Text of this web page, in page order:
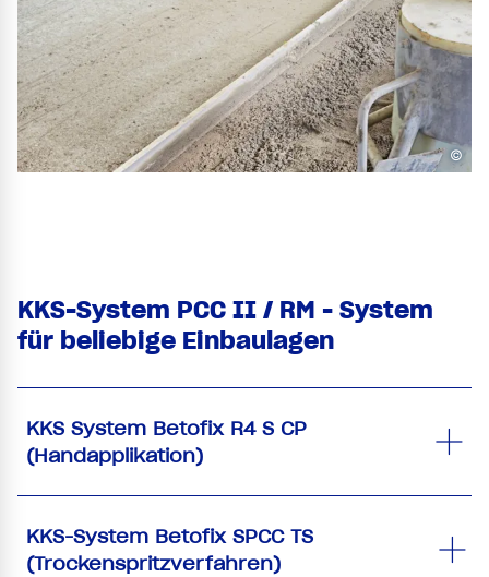
©
KKS-System PCC II / RM - System
für beliebige Einbaulagen
KKS System Betofix R4 S CP
(Handapplikation)
KKS-System Betofix SPCC TS
(Trockenspritzverfahren)